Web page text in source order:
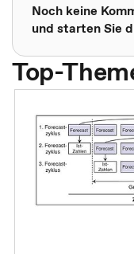
Noch keine
und starten Sie
Top-